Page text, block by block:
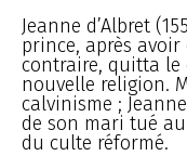
Jeanne d’Albret
prince, après avoir
contraire, quitta le
nouvelle religion.
calvinisme ;
de son mari tué
du culte réformé.